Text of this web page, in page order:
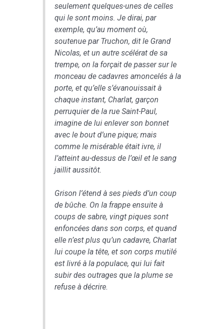
seulement quelques-unes de celles
qui le sont moins. Je dirai, par
exemple, qu’au moment où,
soutenue par Truchon, dit le Grand
Nicolas, et un autre scélérat de sa
trempe, on la forçait de passer sur le
monceau de cadavres amoncelés à la
porte, et qu’elle s’évanouissait à
chaque instant, Charlat, garçon
perruquier de la rue Saint-Paul,
imagine de lui enlever son bonnet
avec le bout d’une pique; mais
comme le misérable était ivre, il
l’atteint au-dessus de l’œil et le sang
jaillit aussitôt.
Grison l’étend à ses pieds d’un coup
de bûche. On la frappe ensuite à
coups de sabre, vingt piques sont
enfoncées dans son corps, et quand
elle n’est plus qu’un cadavre, Charlat
lui coupe la tête, et son corps mutilé
est livré à la populace, qui lui fait
subir des outrages que la plume se
refuse à décrire.